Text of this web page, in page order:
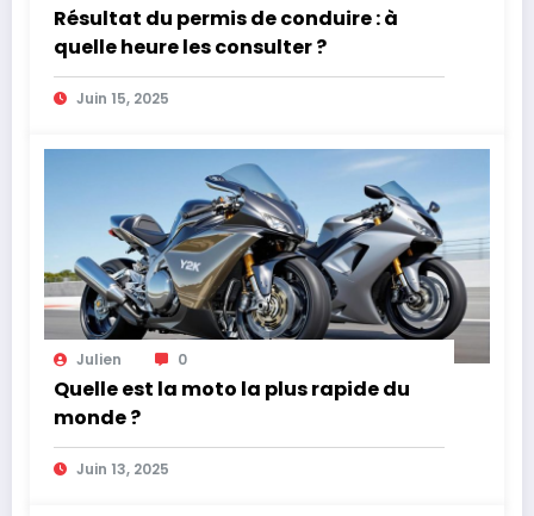
Résultat du permis de conduire : à
quelle heure les consulter ?
Juin 15, 2025
Julien 0
Quelle est la moto la plus rapide du
monde ?
Juin 13, 2025